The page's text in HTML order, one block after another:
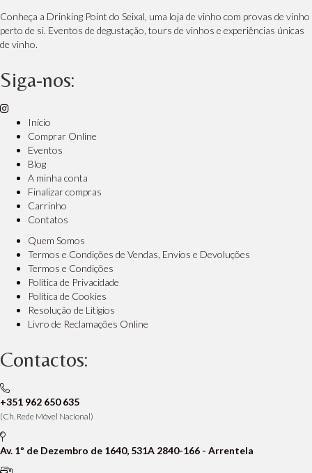
Conheça a Drinking Point do Seixal, uma loja de vinho com provas de vinho
perto de si. Eventos de degustação, tours de vinhos e experiências únicas
de vinho.
Siga-nos:
Início
Comprar Online
Eventos
Blog
A minha conta
Finalizar compras
Carrinho
Contatos
Quem Somos
Termos e Condições de Vendas, Envios e Devoluções
Termos e Condições
Política de Privacidade
Política de Cookies
Resolução de Litígios
Livro de Reclamações Online
Contactos:
+351 962 650 635
(Ch. Rede Móvel Nacional)
Av. 1º de Dezembro de 1640, 531A 2840-166 - Arrentela